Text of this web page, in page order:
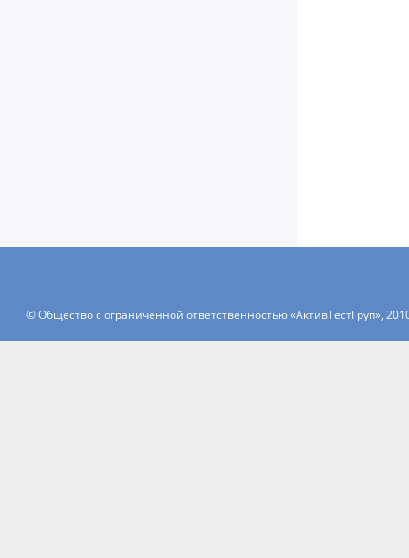
© Общество с ограниченной ответственностью «АктивТестГруп»,